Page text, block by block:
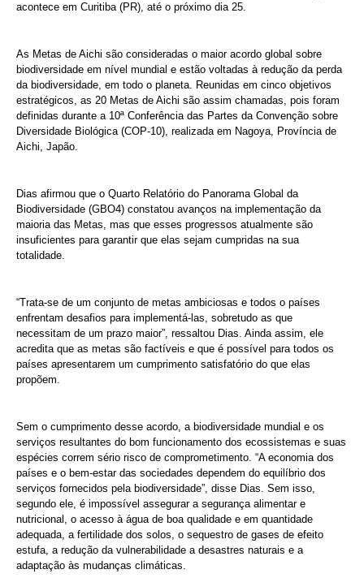
acontece em Curitiba (PR), até o próximo dia 25.
As Metas de Aichi são consideradas o maior acordo global sobre
biodiversidade em nível mundial e estão voltadas à redução da perda
da biodiversidade, em todo o planeta. Reunidas em cinco objetivos
estratégicos, as 20 Metas de Aichi são assim chamadas, pois foram
definidas durante a 10ª Conferência das Partes da Convenção sobre
Diversidade Biológica (COP-10), realizada em Nagoya, Província de
Aichi, Japão.
Dias afirmou que o Quarto Relatório do Panorama Global da
Biodiversidade (GBO4) constatou avanços na implementação da
maioria das Metas, mas que esses progressos atualmente são
insuficientes para garantir que elas sejam cumpridas na sua
totalidade.
“Trata-se de um conjunto de metas ambiciosas e todos o países
enfrentam desafios para implementá-las, sobretudo as que
necessitam de um prazo maior”, ressaltou Dias. Ainda assim, ele
acredita que as metas são factíveis e que é possível para todos os
países apresentarem um cumprimento satisfatório do que elas
propõem.
Sem o cumprimento desse acordo, a biodiversidade mundial e os
serviços resultantes do bom funcionamento dos ecossistemas e suas
espécies correm sério risco de comprometimento. “A economia dos
países e o bem-estar das sociedades dependem do equilíbrio dos
serviços fornecidos pela biodiversidade”, disse Dias. Sem isso,
segundo ele, é impossível assegurar a segurança alimentar e
nutricional, o acesso à água de boa qualidade e em quantidade
adequada, a fertilidade dos solos, o sequestro de gases de efeito
estufa, a redução da vulnerabilidade a desastres naturais e a
adaptação às mudanças climáticas.